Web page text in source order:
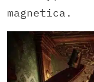
magnetica.